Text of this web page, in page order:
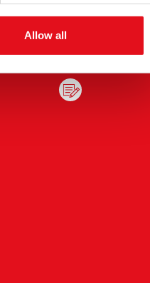
Allow all